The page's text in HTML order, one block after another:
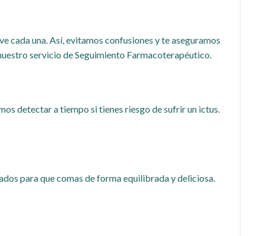
cada una. Así, evitamos confusiones y te aseguramos
servicio de Seguimiento Farmacoterapéutico.
detectar a tiempo si tienes riesgo de sufrir un ictus.
para que comas de forma equilibrada y deliciosa.